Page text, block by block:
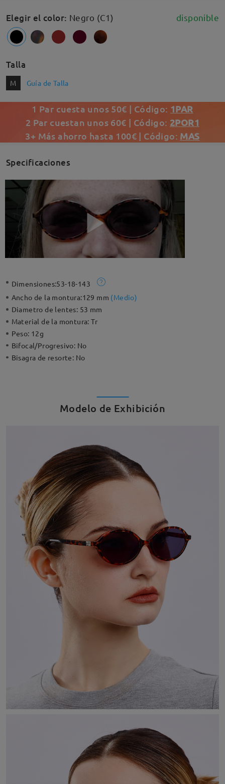
Elegir el color: Negro (C1) disponible
Talla
M Guía de Talla
1 Par cuesta unos 50€ | Código: 1PAR
2 Par cuestan unos 60€ | Código: 2POR1
3+ Más ahorro hasta 100€ | Código: MAS
Specificaciones
Dimensiones:53-18-143
Ancho de la montura:129 mm (Medio)
Diametro de lentes: 53 mm
Material de la montura:Tr
Peso: 12g
Bifocal/Progresivo: No
Bisagra de resorte: No
Modelo de Exhibición